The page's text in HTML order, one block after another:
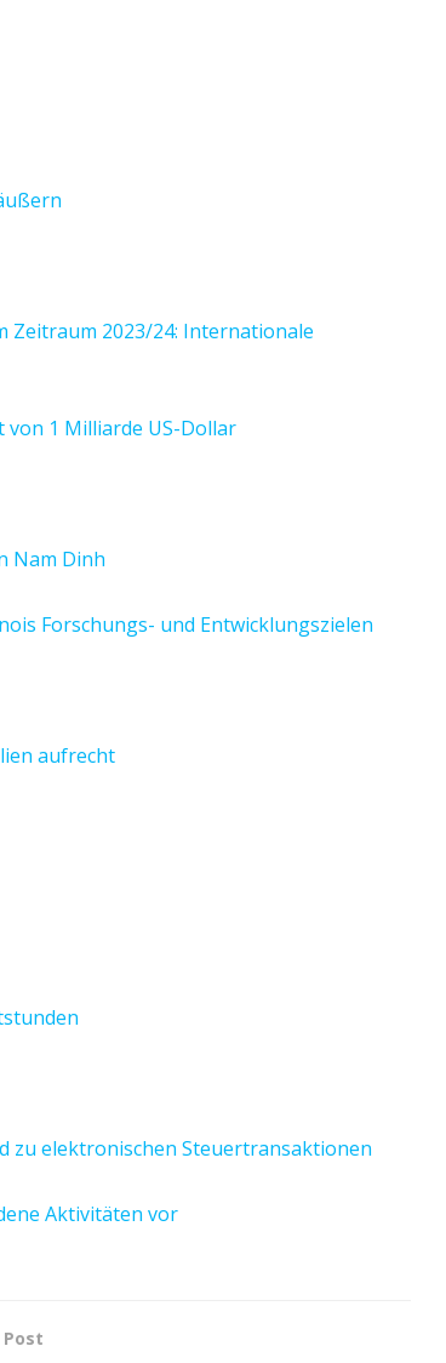
Zeitraum 2023/24: Internationale
von 1 Milliarde US-Dollar
Nam Dinh
Forschungs- und Entwicklungszielen
aufrecht
zu elektronischen Steuertransaktionen
Aktivitäten vor